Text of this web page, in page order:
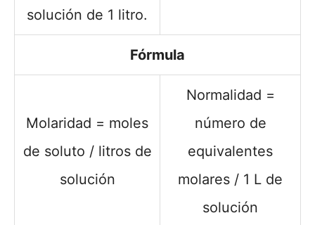
solución de 1 litro.
Fórmula
Molaridad = moles
de soluto / litros de
solución
Normalidad =
número de
equivalentes
molares / 1 L de
solución